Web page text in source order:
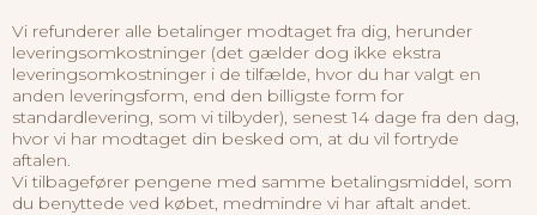
Vi refunderer alle betalinger modtaget fra dig, herunder
leveringsomkostninger (det gælder dog ikke ekstra
leveringsomkostninger i de tilfælde, hvor du har valgt en
anden leveringsform, end den billigste form for
standardlevering, som vi tilbyder), senest 14 dage fra den dag,
hvor vi har modtaget din besked om, at du vil fortryde
aftalen.
Vi tilbagefører pengene med samme betalingsmiddel, som
du benyttede ved købet, medmindre vi har aftalt andet.